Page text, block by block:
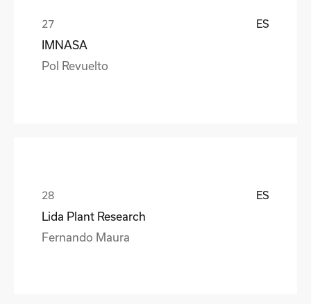
ES
IMNASA
Pol Revuelto
ES
Lida Plant Research
Fernando Maura